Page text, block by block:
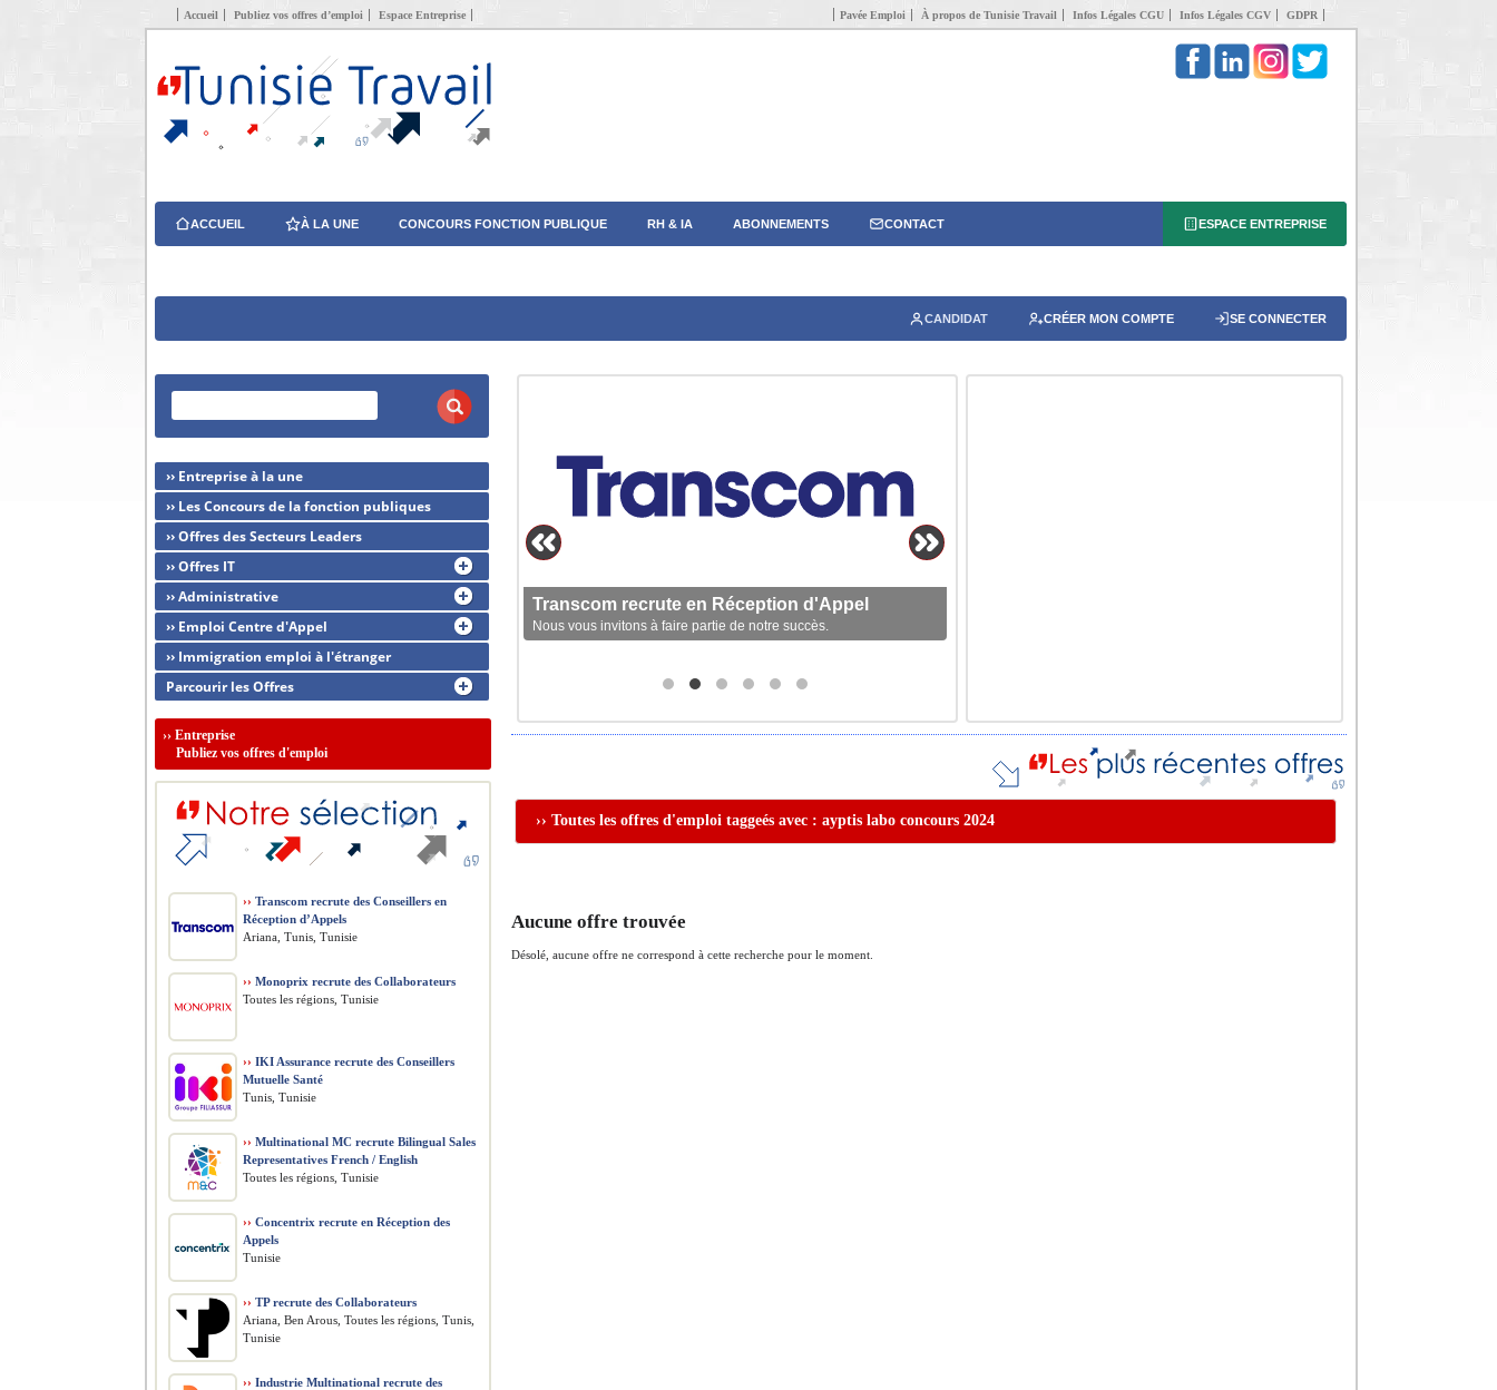
Accueil Publiez vos offres d’emploi Espace Entreprise Pavée Emploi À propos de Tunisie Travail Infos Légales CGU Infos Légales CGV GDPR
ACCUEIL À LA UNE CONCOURS FONCTION PUBLIQUE RH & IA ABONNEMENTS CONTACT ESPACE ENTREPRISE
CANDIDAT CRÉER MON COMPTE SE CONNECTER
Transcom recrute en Réception d'Appel
Nous vous invitons à faire partie de notre succès.
›› Toutes les offres d'emploi taggeés avec : ayptis labo concours 2024
Aucune offre trouvée
Désolé, aucune offre ne correspond à cette recherche pour le moment.
›› Entreprise à la une
›› Les Concours de la fonction publiques
›› Offres des Secteurs Leaders
›› Offres IT
›› Administrative
›› Emploi Centre d'Appel
›› Immigration emploi à l'étranger
Parcourir les Offres
›› Entreprise
Publiez vos offres d'emploi
›› Transcom recrute des Conseillers en
Réception d’Appels
Ariana, Tunis, Tunisie
›› Monoprix recrute des Collaborateurs
Toutes les régions, Tunisie
›› IKI Assurance recrute des Conseillers
Mutuelle Santé
Tunis, Tunisie
›› Multinational MC recrute Bilingual Sales
Representatives French / English
Toutes les régions, Tunisie
›› Concentrix recrute en Réception des
Appels
Tunisie
›› TP recrute des Collaborateurs
Ariana, Ben Arous, Toutes les régions, Tunis,
Tunisie
›› Industrie Multinational recrute des